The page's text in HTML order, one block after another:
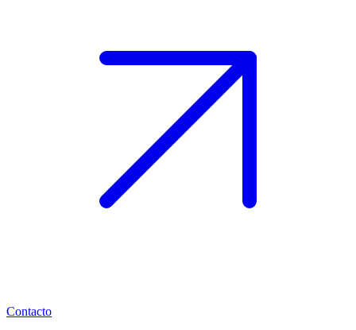
Contacto